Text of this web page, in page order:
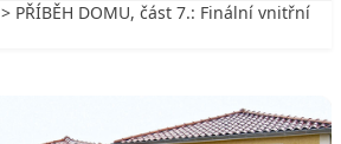
> PŘÍBĚH DOMU, část 7.: Finální vnitřní